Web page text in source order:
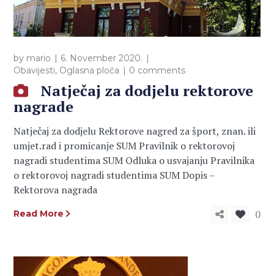
by mario
6. November 2020.
Obavijesti, Oglasna ploča 0 comments
Natječaj za dodjelu rektorove
nagrade
Natječaj za dodjelu Rektorove nagred za šport, znan. ili
umjet.rad i promicanje SUM Pravilnik o rektorovoj
nagradi studentima SUM Odluka o usvajanju Pravilnika
o rektorovoj nagradi studentima SUM Dopis –
Rektorova nagrada
Read More 0